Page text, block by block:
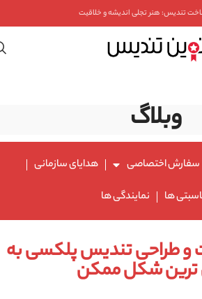
تندیس: هنر تجلی اندیشه و خلاقیت
وبلاگ
سفارش اختصاصی
هدایای سازمانی
ها
نمایندگی ها
طراحی تندیس پلکسی به
ترین شکل ممکن